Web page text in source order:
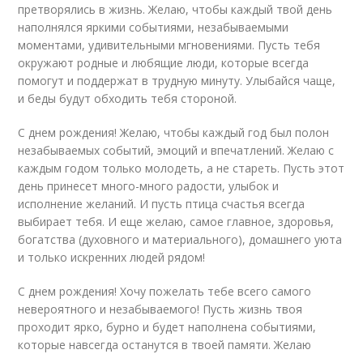
претворялись в жизнь. Желаю, чтобы каждый твой день
наполнялся яркими событиями, незабываемыми
моментами, удивительными мгновениями. Пусть тебя
окружают родные и любящие люди, которые всегда
помогут и поддержат в трудную минуту. Улыбайся чаще,
и беды будут обходить тебя стороной.
С днем рождения! Желаю, чтобы каждый год был полон
незабываемых событий, эмоций и впечатлений. Желаю с
каждым годом только молодеть, а не стареть. Пусть этот
день принесет много-много радости, улыбок и
исполнение желаний. И пусть птица счастья всегда
выбирает тебя. И еще желаю, самое главное, здоровья,
богатства (духовного и материального), домашнего уюта
и только искренних людей рядом!
С днем рождения! Хочу пожелать тебе всего самого
невероятного и незабываемого! Пусть жизнь твоя
проходит ярко, бурно и будет наполнена событиями,
которые навсегда останутся в твоей памяти. Желаю